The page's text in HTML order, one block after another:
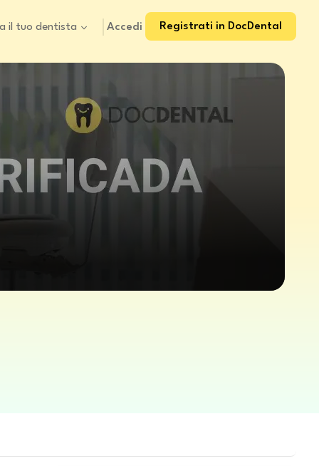
il tuo dentista Accedi Registrati in DocDental